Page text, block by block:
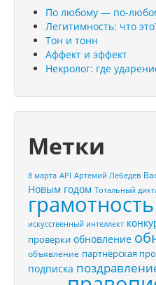
По любому — по-
Легитимность: что
Тон и тонн
Аффект и эффект
Некролог: где
Метки
8 марта API Артемий Лебедев
Новым годом Тотальный
грамотность
искусственный интеллект
проверки обновление
объявление партнёрская
подписка